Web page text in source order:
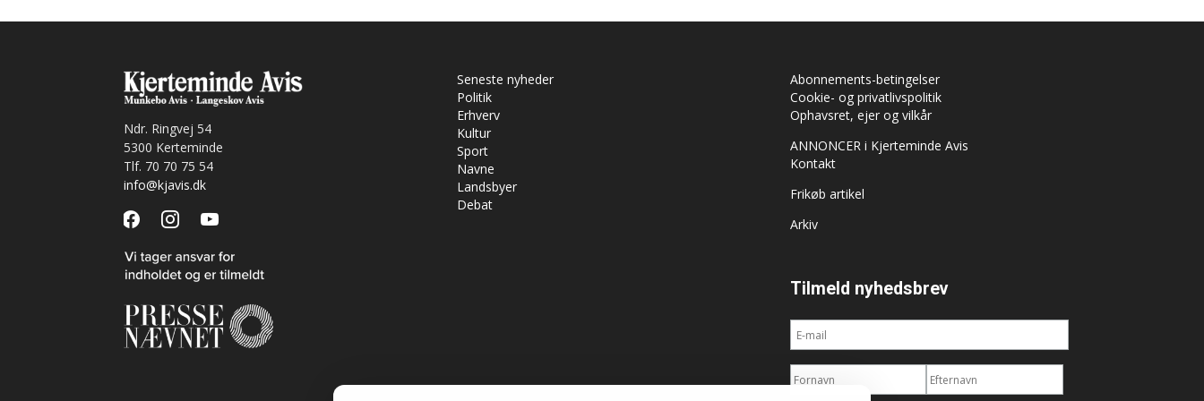
Ndr. Ringvej 54
5300 Kerteminde
Tlf. 70 70 75 54
info@kjavis.dk
facebookinstagramyoutube
Seneste nyheder
Politik
Erhverv
Kultur
Sport
Navne
Landsbyer
Debat
Abonnements-betingelser
Cookie- og privatlivspolitik
Ophavsret, ejer og vilkår
ANNONCER i Kjerteminde Avis
Kontakt
Frikøb artikel
Arkiv
Tilmeld nyhedsbrev